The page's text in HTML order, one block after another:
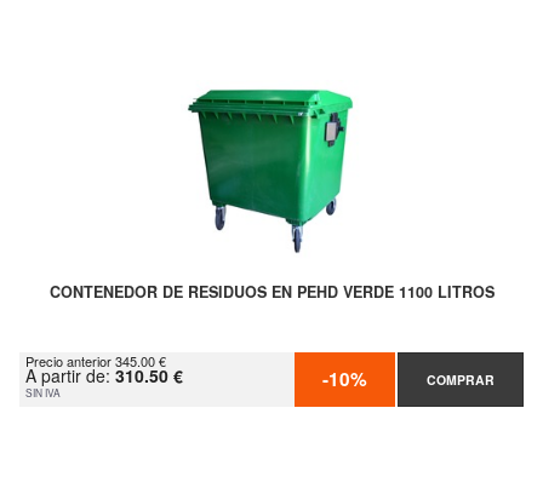
CONTENEDOR DE RESIDUOS EN PEHD VERDE 1100 LITROS
Precio anterior 345.00 €
A partir de: 310.50 €
SIN IVA -10% COMPRAR